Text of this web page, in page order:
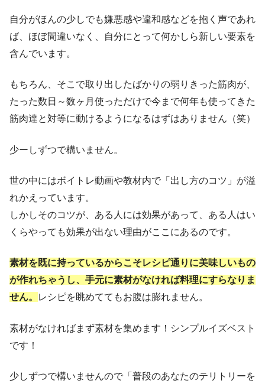
自分がほんの少しでも嫌悪感や違和感などを抱く声であれ
ば、ほぼ間違いなく、自分にとって何かしら新しい要素を
含んでいます。
もちろん、そこで取り出したばかりの弱りきった筋肉が、
たった数日～数ヶ月使っただけで今まで何年も使ってきた
筋肉達と対等に動けるようになるはずはありません（笑）
少ーしずつで構いません。
世の中にはボイトレ動画や教材内で「出し方のコツ」が溢
れかえっています。
しかしそのコツが、ある人には効果があって、ある人はい
くらやっても効果が出ない理由がここにあるのです。
素材を既に持っているからこそレシピ通りに美味しいもの
が作れちゃうし、 手元に素材がなければ料理にすらなりま
せん。
レシピを眺めててもお腹は膨れません。
素材がなければまず素材を集めます！シンプルイズベスト
です！
少しずつで構いませんので「普段のあなたのテリトリーを